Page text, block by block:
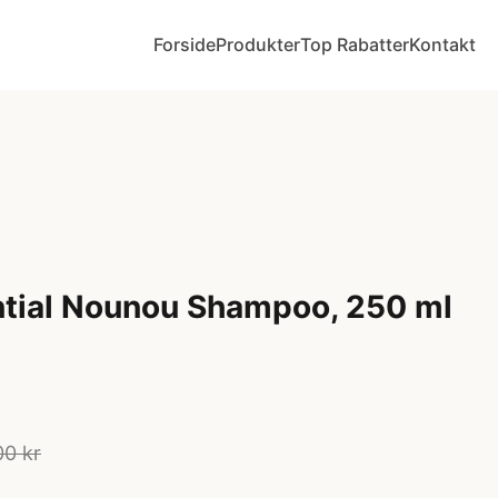
ForsideProdukterTop RabatterKontakt
Nounou Shampoo, 250 ml
kr